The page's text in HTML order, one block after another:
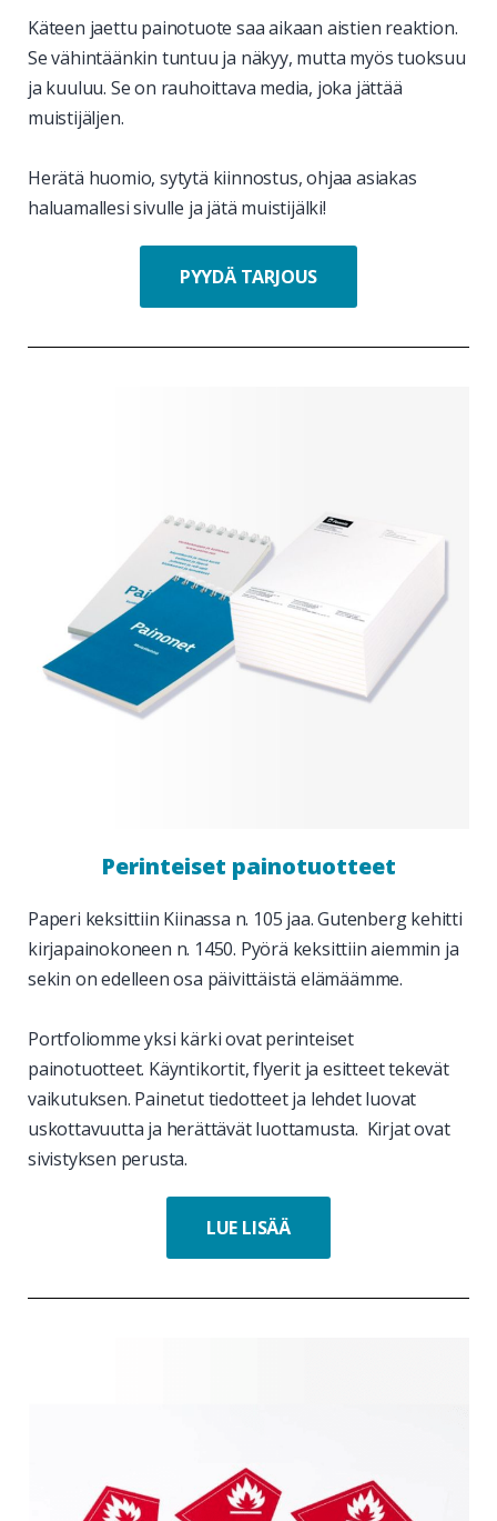
Käteen jaettu painotuote saa aikaan aistien reaktion.
Se vähintäänkin tuntuu ja näkyy, mutta myös tuoksuu
ja kuuluu. Se on rauhoittava media, joka jättää
muistijäljen.
Herätä huomio, sytytä kiinnostus, ohjaa asiakas
haluamallesi sivulle ja jätä muistijälki!
PYYDÄ TARJOUS
Perinteiset painotuotteet
Paperi keksittiin Kiinassa n. 105 jaa. Gutenberg kehitti
kirjapainokoneen n. 1450. Pyörä keksittiin aiemmin ja
sekin on edelleen osa päivittäistä elämäämme.
Portfoliomme yksi kärki ovat perinteiset
painotuotteet. Käyntikortit, flyerit ja esitteet tekevät
vaikutuksen. Painetut tiedotteet ja lehdet luovat
uskottavuutta ja herättävät luottamusta. Kirjat ovat
sivistyksen perusta.
LUE LISÄÄ